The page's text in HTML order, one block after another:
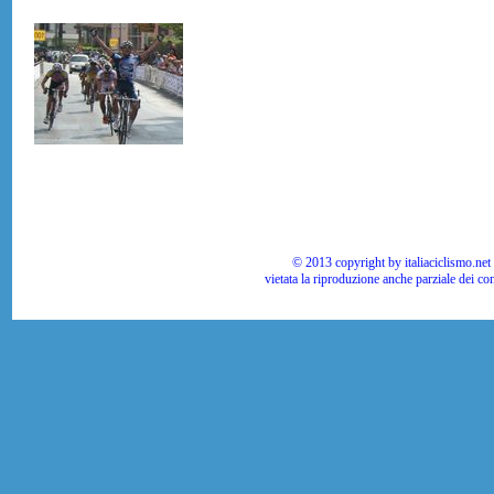
© 2013 copyright by
vietata la riproduzione anche parziale dei